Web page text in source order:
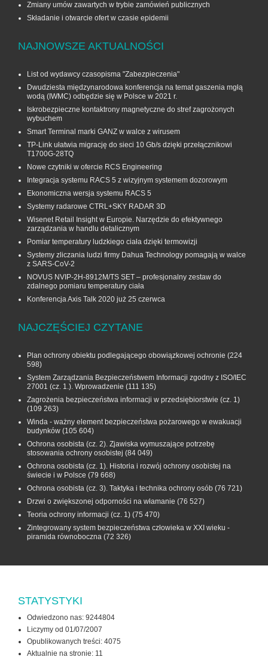
Zmiany umów zawartych w trybie zamówień publicznych
Składanie i otwarcie ofert w czasie epidemii
NAJNOWSZE AKTUALNOŚCI
List od wydawcy czasopisma "Zabezpieczenia"
Dwudziesta międzynarodowa konferencja na temat gaszenia mgłą
wodą (IWMC) odbędzie się w Polsce w 2021 r.
Iskrobezpieczne kontaktrony magnetyczne do stref zagrożonych
wybuchem
Smart Terminal marki GANZ w walce z wirusem
TP-Link ułatwia migrację do sieci 10 Gb/s dzięki przełącznikowi
T1700G‑28TQ
Nowe czytniki w ofercie RCS Engineering
Integracja systemu RACS 5 z wizyjnym systemem dozorowym
Ekonomiczna wersja systemu RACS 5
Systemy radarowe CTRL+SKY RADAR 3D
Wisenet Retail Insight w Europie. Narzędzie do efektywnego
zarządzania w handlu detalicznym
Pomiar temperatury ludzkiego ciała dzięki termowizji
Systemy zliczania ludzi firmy Dahua Technology pomagają w walce
z SARS-CoV-2
NOVUS NVIP-2H-8912M/TS SET – profesjonalny zestaw do
zdalnego pomiaru temperatury ciała
Konferencja Axis Talk 2020 już 25 czerwca
NAJCZĘŚCIEJ CZYTANE
Plan ochrony obiektu podlegającego obowiązkowej ochronie (224
598)
System Zarządzania Bezpieczeństwem Informacji zgodny z ISO/IEC
27001 (cz. 1.). Wprowadzenie (111 135)
Zagrożenia bezpieczeństwa informacji w przedsiębiorstwie (cz. 1)
(109 263)
Winda - ważny element bezpieczeństwa pożarowego w ewakuacji
budynków (105 604)
Ochrona osobista (cz. 2). Zjawiska wymuszające potrzebę
stosowania ochrony osobistej (84 049)
Ochrona osobista (cz. 1). Historia i rozwój ochrony osobistej na
świecie i w Polsce (79 668)
Ochrona osobista (cz. 3). Taktyka i technika ochrony osób (76 721)
Drzwi o zwiększonej odporności na włamanie (76 527)
Teoria ochrony informacji (cz. 1) (75 470)
Zintegrowany system bezpieczeństwa człowieka w XXI wieku -
piramida równoboczna (72 326)
STATYSTYKI
Odwiedzono nas: 9244804
Liczymy od 01/07/2007
Opublikowanych treści: 4075
Aktualnie na stronie: 11